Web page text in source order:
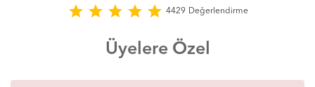
star star star star star 4429 Değerlendirme
Üyelere Özel